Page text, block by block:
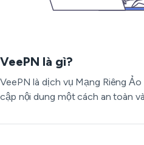
VeePN là gì?
VeePN là dịch vụ Mạng Riêng
cập nội dung một cách an toàn